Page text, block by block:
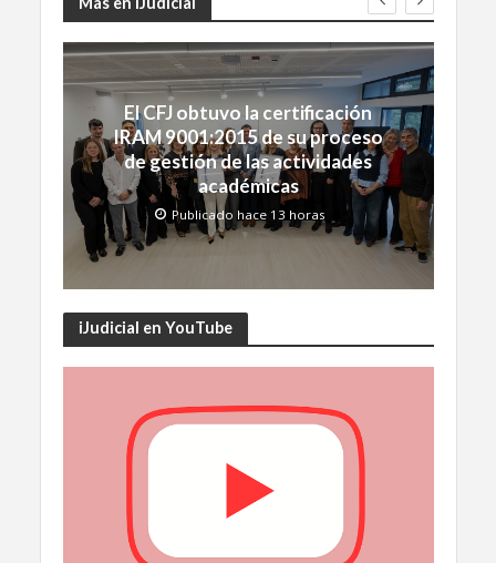
El CFJ obtuvo la certificación
IRAM 9001:2015 de su proceso
de gestión de las actividades
académicas
Publicado hace 13 horas
iJudicial en YouTube